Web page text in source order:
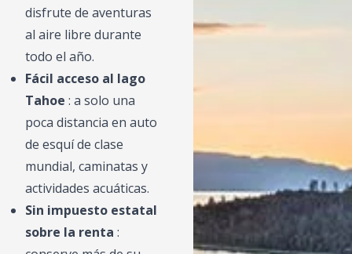
disfrute de aventuras
al aire libre durante
todo el año.
Fácil acceso al lago
Tahoe : a solo una
poca distancia en auto
de esquí de clase
mundial, caminatas y
actividades acuáticas.
Sin impuesto estatal
sobre la renta :